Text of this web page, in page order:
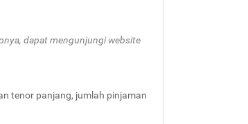
dapat mengunjungi website
tenor panjang, jumlah pinjaman